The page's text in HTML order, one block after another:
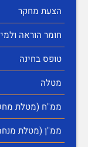
הצעת מחקר
חומר הוראה
טופס בחינה
מטלה
ממ"ח (מטלת
ממ"ן (מטלת